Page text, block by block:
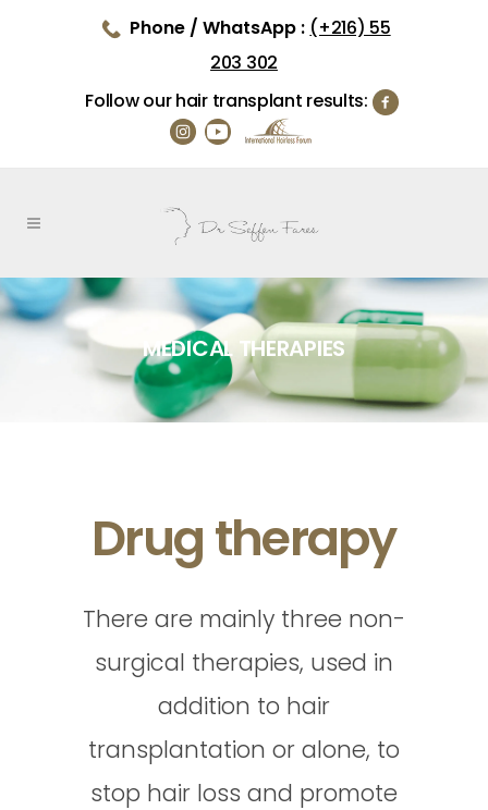
Phone / WhatsApp : (+216) 55
203 302
Follow our hair transplant results:
MEDICAL THERAPIES
Drug therapy
There are mainly three non-
surgical therapies, used in
addition to hair
transplantation or alone, to
stop hair loss and promote